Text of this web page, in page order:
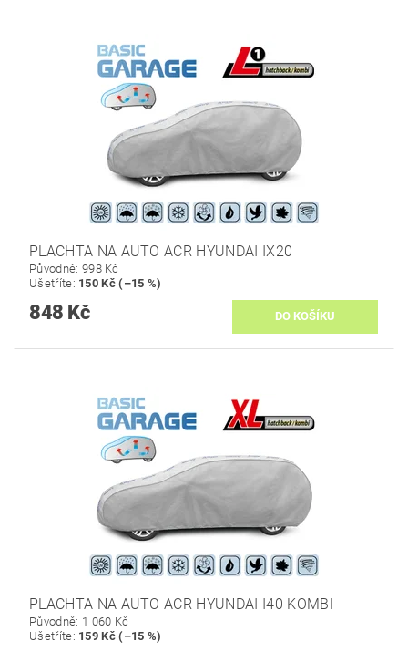
PLACHTA NA AUTO ACR HYUNDAI IX20
Původně: 998 Kč
Ušetříte: 150 Kč (–15 %)
848 Kč
PLACHTA NA AUTO ACR HYUNDAI I40 KOMBI
Původně: 1 060 Kč
Ušetříte: 159 Kč (–15 %)